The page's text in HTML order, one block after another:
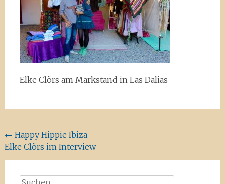
Elke Clörs am Markstand in Las Dalias
Beitragsnavigation
← Happy Hippie Ibiza –
Elke Clörs im Interview
Suchen